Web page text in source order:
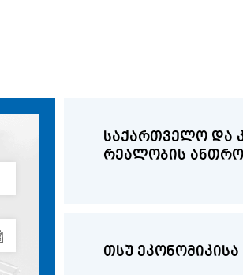
საქართველო და
რეალობის
თსუ